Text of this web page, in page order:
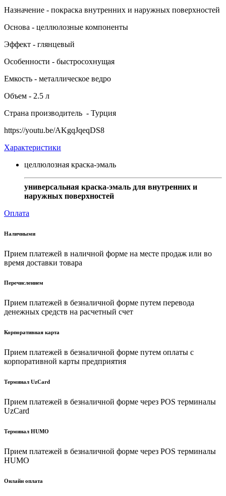
Назначение - покраска внутренних и наружных поверхностей
Основа - целлюлозные компоненты
Эффект - глянцевый
Особенности - быстросохнущая
Емкость - металлическое ведро
Объем - 2.5 л
Страна производитель - Турция
https://youtu.be/AKgqJqeqDS8
Характеристики
целлюлозная краска-эмаль
универсальная краска-эмаль для внутренних и
наружных поверхностей
Оплата
Наличными
Прием платежей в наличной форме на месте продаж или во
время доставки товара
Перечислением
Прием платежей в безналичной форме путем перевода
денежных средств на расчетный счет
Корпоративная карта
Прием платежей в безналичной форме путем оплаты с
корпоративной карты предприятия
Терминал UzCard
Прием платежей в безналичной форме через POS терминалы
UzCard
Терминал HUMO
Прием платежей в безналичной форме через POS терминалы
HUMO
Онлайн оплата